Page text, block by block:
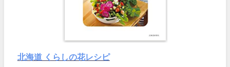
北海道 くらしの花レシピ